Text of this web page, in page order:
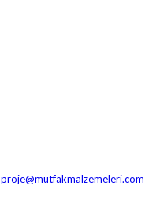
proje@mutfakmalzemeleri.com